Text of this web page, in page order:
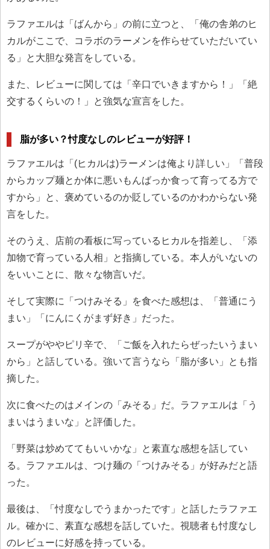
ラファエルは「ばんから」の前に立つと、「俺の舎弟のヒ
カルがここで、コラボのラーメンを作らせていただいてい
る」と大胆な発言をしている。
また、レビューに関しては「辛口でいきますから！」「絶
交するくらいの！」と強気な宣言をした。
脂が多い？忖度なしのレビューが好評！
ラファエルは「(ヒカルは)ラーメンは俺より詳しい」「普段
からカップ麺とか体に悪いもんばっか食って育ってる方で
すから」と、褒めているのか貶しているのかわからない発
言をした。
そのうえ、店前の看板に写っているヒカルを指差し、「添
加物で育っている人相」と指摘している。本人がいないの
をいいことに、散々な物言いだ。
そして実際に「つけみそる」を食べた感想は、「普通にう
まい」「にんにくがまず好き」だった。
スープがややピリ辛で、「ご飯を入れたらぜったいうまい
から」と話している。強いて言うなら「脂が多い」とも指
摘した。
次に食べたのはメインの「みそる」だ。ラファエルは「う
まいはうまいな」と評価した。
「野菜は炒めててもいいかな」と素直な感想を話してい
る。ラファエルは、つけ麺の「つけみそる」が好みだと語
った。
最後は、「忖度なしでうまかったです」と話したラファエ
ル。確かに、素直な感想を話していた。視聴者も忖度なし
のレビューに好感を持っている。